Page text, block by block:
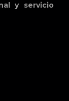
y servicio